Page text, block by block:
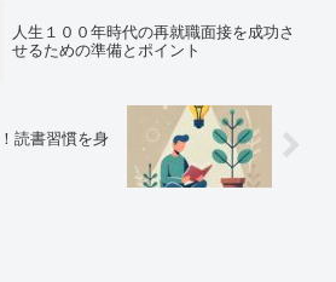
人生１００年時代の再就職面接を成功さ
せるための準備とポイント
読書習慣を身